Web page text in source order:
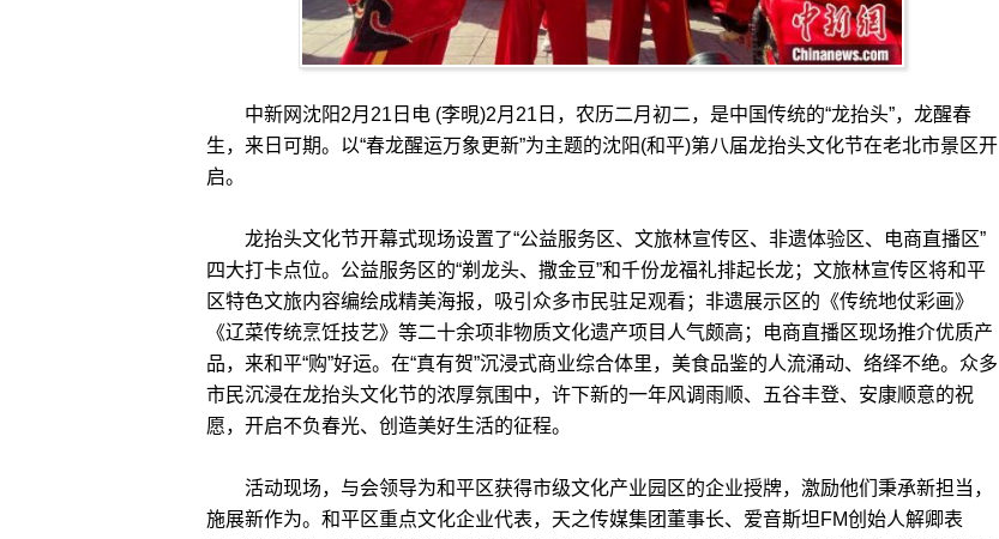
中新网沈阳2月21日电 (李晛)2月21日，农历二月初二，是中国传统的“龙抬头”，龙醒春
生，来日可期。以“春龙醒运万象更新”为主题的沈阳(和平)第八届龙抬头文化节在老北市景区开
启。
龙抬头文化节开幕式现场设置了“公益服务区、文旅林宣传区、非遗体验区、电商直播区”
四大打卡点位。公益服务区的“剃龙头、撒金豆”和千份龙福礼排起长龙；文旅林宣传区将和平
区特色文旅内容编绘成精美海报，吸引众多市民驻足观看；非遗展示区的《传统地仗彩画》
《辽菜传统烹饪技艺》等二十余项非物质文化遗产项目人气颇高；电商直播区现场推介优质产
品，来和平“购”好运。在“真有贺”沉浸式商业综合体里，美食品鉴的人流涌动、络绎不绝。众多
市民沉浸在龙抬头文化节的浓厚氛围中，许下新的一年风调雨顺、五谷丰登、安康顺意的祝
愿，开启不负春光、创造美好生活的征程。
活动现场，与会领导为和平区获得市级文化产业园区的企业授牌，激励他们秉承新担当，
施展新作为。和平区重点文化企业代表，天之传媒集团董事长、爱音斯坦FM创始人解卿表